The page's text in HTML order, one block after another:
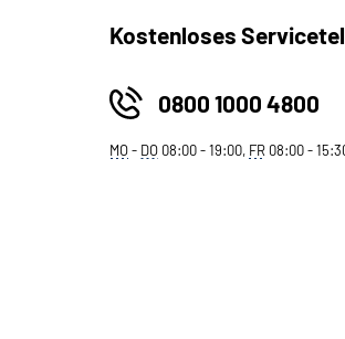
Kostenloses
0800 1000 4800
MO- DO 08:00 - 19:00, FR 08:00 -